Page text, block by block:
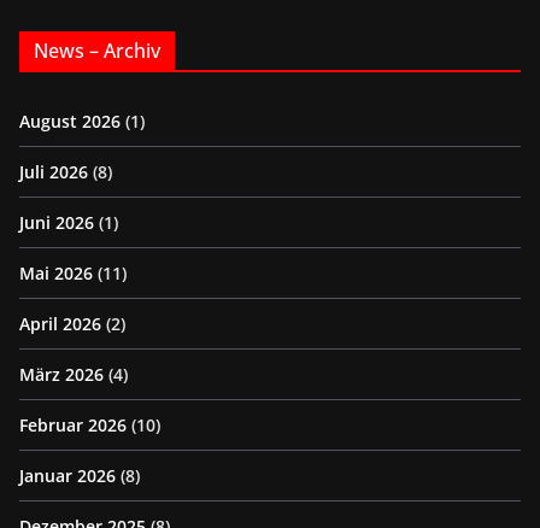
News – Archiv
August 2026 (1)
Juli 2026 (8)
Juni 2026 (1)
Mai 2026 (11)
April 2026 (2)
März 2026 (4)
Februar 2026 (10)
Januar 2026 (8)